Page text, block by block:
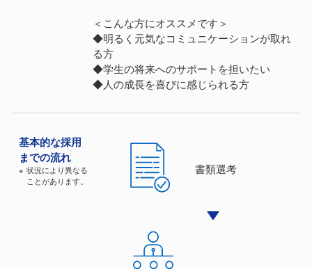
＜こんな方にオススメです＞
◆明るく元気なコミュニケーションが取れ
る方
◆学生の将来へのサポートを担いたい
◆人の成長を喜びに感じられる方
基本的な採⽤
までの流れ
状況により異なる
ことがあります。
書類選考